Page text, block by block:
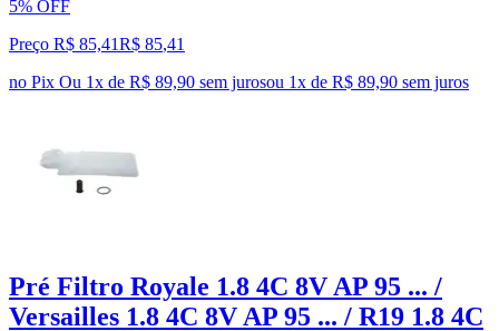
5% OFF
Preço R$ 85,41R$ 85,41
no Pix Ou 1x de R$ 89,90 sem jurosou 1x de R$ 89,90 sem juros
Pré Filtro Royale 1.8 4C 8V AP 95 ... /
Versailles 1.8 4C 8V AP 95 ... / R19 1.8 4C